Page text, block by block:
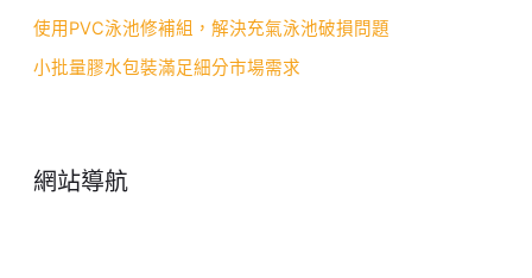
使用PVC泳池修補組，解決充氣泳池破損問題
小批量膠水包裝滿足細分市場需求
網站導航